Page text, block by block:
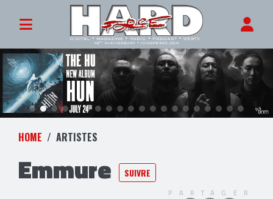
HOME ARTISTES
Emmure SUIVRE
PARTAGER